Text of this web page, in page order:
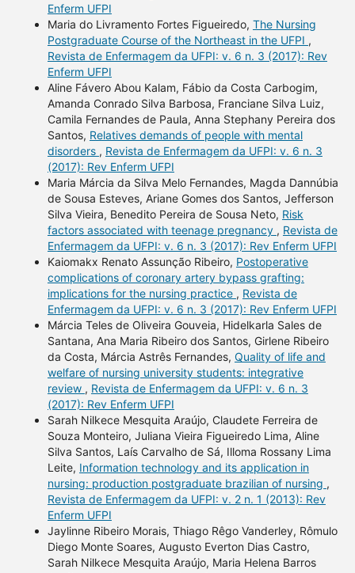
Enferm UFPI
Maria do Livramento Fortes Figueiredo, The Nursing
Postgraduate Course of the Northeast in the UFPI ,
Revista de Enfermagem da UFPI: v. 6 n. 3 (2017): Rev
Enferm UFPI
Aline Fávero Abou Kalam, Fábio da Costa Carbogim,
Amanda Conrado Silva Barbosa, Franciane Silva Luiz,
Camila Fernandes de Paula, Anna Stephany Pereira dos
Santos, Relatives demands of people with mental
disorders , Revista de Enfermagem da UFPI: v. 6 n. 3
(2017): Rev Enferm UFPI
Maria Márcia da Silva Melo Fernandes, Magda Dannúbia
de Sousa Esteves, Ariane Gomes dos Santos, Jefferson
Silva Vieira, Benedito Pereira de Sousa Neto, Risk
factors associated with teenage pregnancy , Revista de
Enfermagem da UFPI: v. 6 n. 3 (2017): Rev Enferm UFPI
Kaiomakx Renato Assunção Ribeiro, Postoperative
complications of coronary artery bypass grafting:
implications for the nursing practice , Revista de
Enfermagem da UFPI: v. 6 n. 3 (2017): Rev Enferm UFPI
Márcia Teles de Oliveira Gouveia, Hidelkarla Sales de
Santana, Ana Maria Ribeiro dos Santos, Girlene Ribeiro
da Costa, Márcia Astrês Fernandes, Quality of life and
welfare of nursing university students: integrative
review , Revista de Enfermagem da UFPI: v. 6 n. 3
(2017): Rev Enferm UFPI
Sarah Nilkece Mesquita Araújo, Claudete Ferreira de
Souza Monteiro, Juliana Vieira Figueiredo Lima, Aline
Silva Santos, Laís Carvalho de Sá, Illoma Rossany Lima
Leite, Information technology and its application in
nursing: production postgraduate brazilian of nursing ,
Revista de Enfermagem da UFPI: v. 2 n. 1 (2013): Rev
Enferm UFPI
Jaylinne Ribeiro Morais, Thiago Rêgo Vanderley, Rômulo
Diego Monte Soares, Augusto Everton Dias Castro,
Sarah Nilkece Mesquita Araújo, Maria Helena Barros